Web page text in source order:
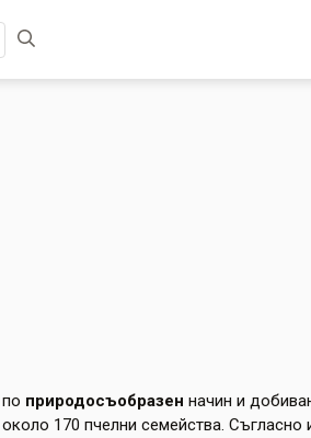
природосъобразен начин и
170 пчелни семейства. Съгласно